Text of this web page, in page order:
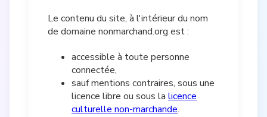
Le contenu du site, à l'intérieur du nom
de domaine nonmarchand.org est :
accessible à toute personne
connectée,
sauf mentions contraires, sous une
licence libre ou sous la licence
culturelle non-marchande.